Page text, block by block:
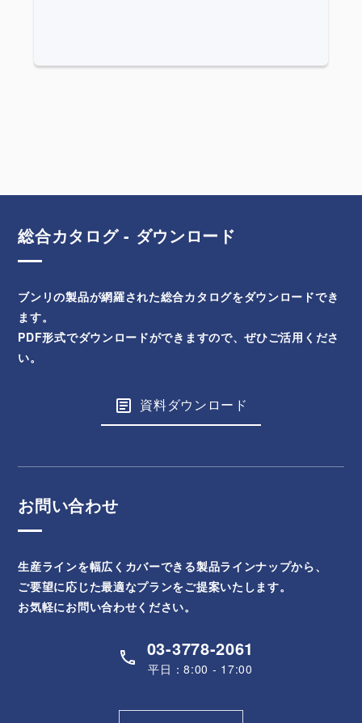
総合カタログ - ダウンロード
ブンリの製品が網羅された総合カタログをダウンロードでき
ます。
PDF形式でダウンロードができますので、ぜひご活用くださ
い。
資料ダウンロード
お問い合わせ
生産ラインを幅広くカバーできる製品ラインナップから、
ご要望に応じた最適なプランをご提案いたします。
お気軽にお問い合わせください。
03-3778-2061
平日：8:00 - 17:00